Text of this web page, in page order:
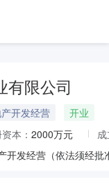
有限公司
开发经营
开业
本： 2000万元